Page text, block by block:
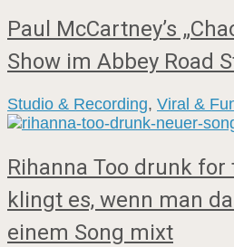
Paul McCartney’s
Show im Abbey Road
Studio & Recording, Viral &
Rihanna Too drunk for
klingt es, wenn man
einem Song mixt